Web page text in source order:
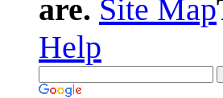
are. Site Map
Help